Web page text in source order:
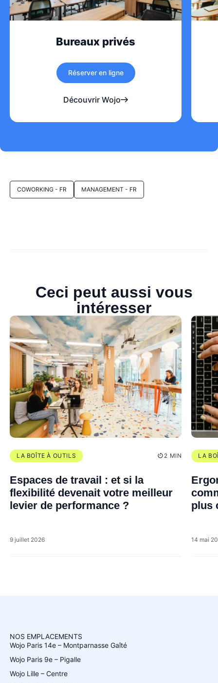
Bureaux privés
Réserver en ligne
Découvrir Wojo
COWORKING - FR MANAGEMENT - FR
Ceci peut aussi vous
intéresser
LA BOÎTE À OUTILS 2 MIN
Espaces de travail : et si la
flexibilité devenait votre meilleur
levier de performance ?
9 juillet 2026
LA
plus
14 mai
NOS EMPLACEMENTS
Wojo Paris 14e – Montparnasse Gaîté
Wojo Paris 9e – Pigalle
Wojo Lille – Centre